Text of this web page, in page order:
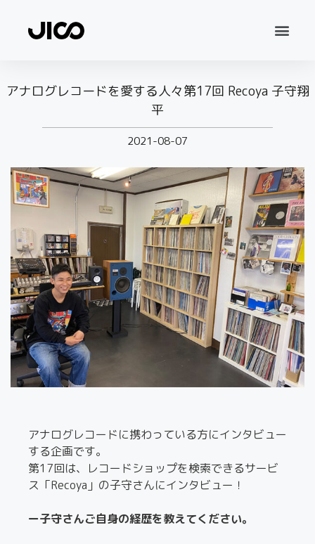
アナログレコードを愛する人々第17回 Recoya 子守翔
平
2021-08-07
アナログレコードに携わっている方にインタビュー
する企画です。
第17回は、レコードショップを検索できるサービ
ス「Recoya」の子守さんにインタビュー！
ー子守さんご自身の経歴を教えてください。